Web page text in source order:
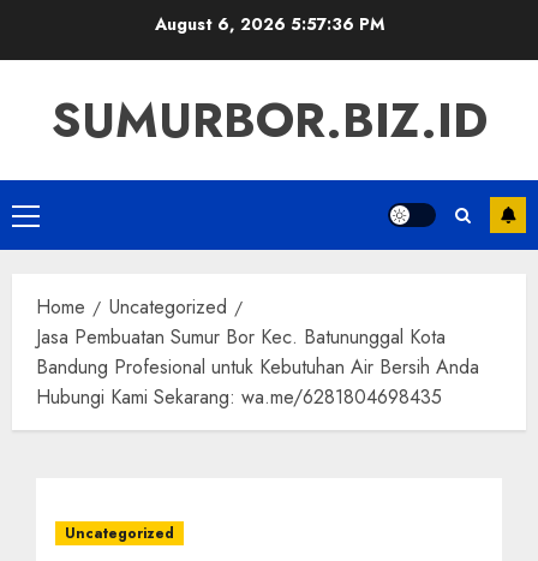
August 6, 20265:57:37 PM
SUMURBOR.BIZ.ID
Primary
Menu
Home
Uncategorized
Jasa Pembuatan Sumur Bor Kec. Batununggal Kota
Bandung Profesional untuk Kebutuhan Air Bersih Anda
Hubungi Kami Sekarang: wa.me/6281804698435
Uncategorized